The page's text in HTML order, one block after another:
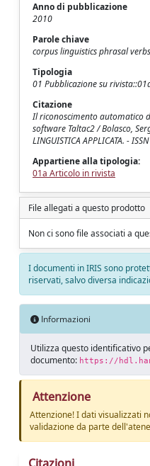
Anno di pubblicazione
2010
Parole chiave
corpus linguistics phrasal verbs
Tipologia
01 Pubblicazione su
Citazione
Il riconoscimento automatico
software Taltac2 / Bolasco,
LINGUISTICA APPLICATA. -
Appartiene alla tipologia:
01a Articolo in rivista
File allegati a questo prodotto
Non ci sono file associati a
I documenti in IRIS sono
riservati, salvo diversa
Informazioni
Utilizza questo identificativo
documento: https://
Attenzione
Attenzione! I dati visualizzati
validazione da parte